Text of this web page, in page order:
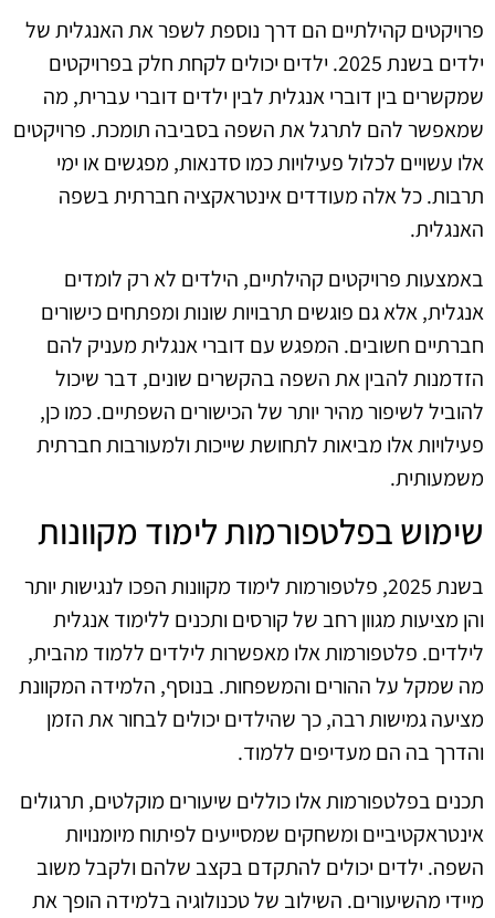
פרויקטים קהילתיים הם דרך נוספת לשפר את האנגלית של
ילדים בשנת 2025. ילדים יכולים לקחת חלק בפרויקטים
שמקשרים בין דוברי אנגלית לבין ילדים דוברי עברית, מה
שמאפשר להם לתרגל את השפה בסביבה תומכת. פרויקטים
אלו עשויים לכלול פעילויות כמו סדנאות, מפגשים או ימי
תרבות. כל אלה מעודדים אינטראקציה חברתית בשפה
האנגלית.
באמצעות פרויקטים קהילתיים, הילדים לא רק לומדים
אנגלית, אלא גם פוגשים תרבויות שונות ומפתחים כישורים
חברתיים חשובים. המפגש עם דוברי אנגלית מעניק להם
הזדמנות להבין את השפה בהקשרים שונים, דבר שיכול
להוביל לשיפור מהיר יותר של הכישורים השפתיים. כמו כן,
פעילויות אלו מביאות לתחושת שייכות ולמעורבות חברתית
משמעותית.
שימוש בפלטפורמות לימוד מקוונות
בשנת 2025, פלטפורמות לימוד מקוונות הפכו לנגישות יותר
והן מציעות מגוון רחב של קורסים ותכנים ללימוד אנגלית
לילדים. פלטפורמות אלו מאפשרות לילדים ללמוד מהבית,
מה שמקל על ההורים והמשפחות. בנוסף, הלמידה המקוונת
מציעה גמישות רבה, כך שהילדים יכולים לבחור את הזמן
והדרך בה הם מעדיפים ללמוד.
תכנים בפלטפורמות אלו כוללים שיעורים מוקלטים, תרגולים
אינטראקטיביים ומשחקים שמסייעים לפיתוח מיומנויות
השפה. ילדים יכולים להתקדם בקצב שלהם ולקבל משוב
מיידי מהשיעורים. השילוב של טכנולוגיה בלמידה הופך את